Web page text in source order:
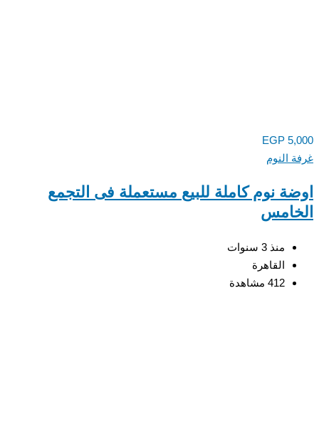
EGP
النوم
نوم كاملة للبيع مستعملة فى التجمع
منذ 3 سنوات
القاهرة
412 مشاهدة